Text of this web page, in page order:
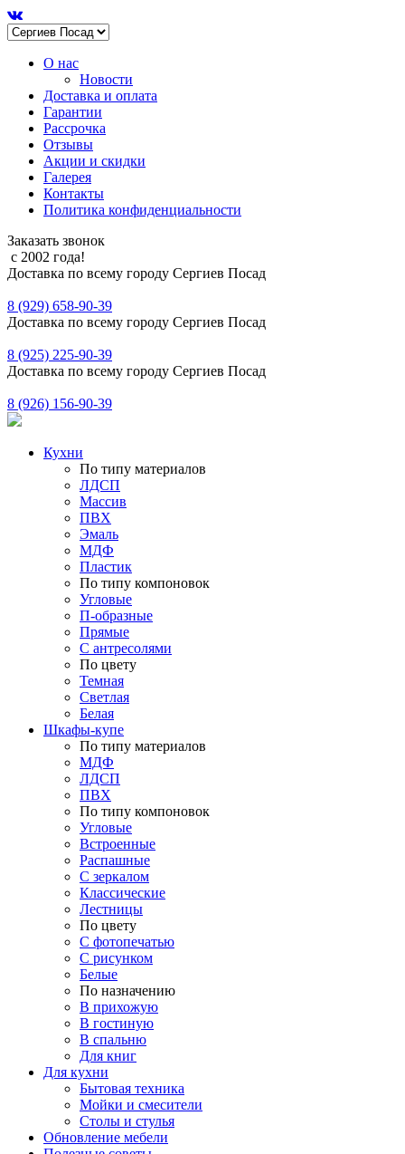
О нас
Новости
Доставка и оплата
Гарантии
Рассрочка
Отзывы
Акции и скидки
Галерея
Контакты
Политика конфиденциальности
Заказать звонок
с 2002 года!
Доставка по всему городу Сергиев Посад
8 (929) 658-90-39
Доставка по всему городу Сергиев Посад
8 (925) 225-90-39
Доставка по всему городу Сергиев Посад
8 (926) 156-90-39
Кухни
По типу материалов
ЛДСП
Массив
ПВХ
Эмаль
МДФ
Пластик
По типу компоновок
Угловые
П-образные
Прямые
С антресолями
По цвету
Темная
Светлая
Белая
Шкафы-купе
По типу материалов
МДФ
ЛДСП
ПВХ
По типу компоновок
Угловые
Встроенные
Распашные
С зеркалом
Классические
Лестницы
По цвету
С фотопечатью
С рисунком
Белые
По назначению
В прихожую
В гостиную
В спальню
Для книг
Для кухни
Бытовая техника
Мойки и смесители
Столы и стулья
Обновление мебели